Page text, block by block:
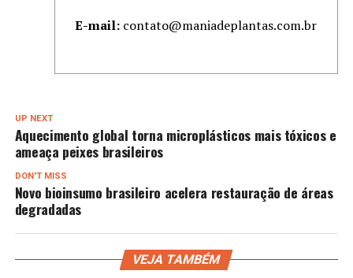
E-mail: contato@maniadeplantas.com.br
UP NEXT
Aquecimento global torna microplásticos mais tóxicos e
ameaça peixes brasileiros
DON'T MISS
Novo bioinsumo brasileiro acelera restauração de áreas
degradadas
VEJA TAMBÉM